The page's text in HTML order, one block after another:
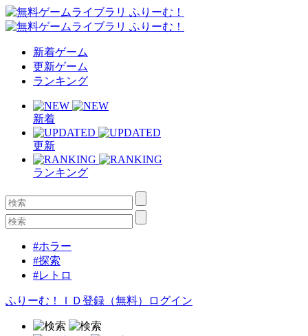
新着ゲーム
更新ゲーム
ランキング
新着
更新
ランキング
#ホラー
#探索
#レトロ
ふりーむ！ＩＤ登録（無料） ログイン